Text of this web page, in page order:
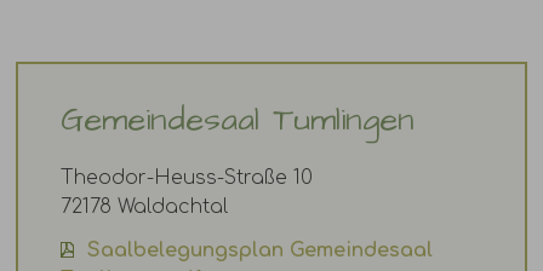
Gemeindesaal Tumlingen
Theodor-Heuss-Straße 10
72178 Waldachtal
Saalbelegungsplan Gemeindesaal